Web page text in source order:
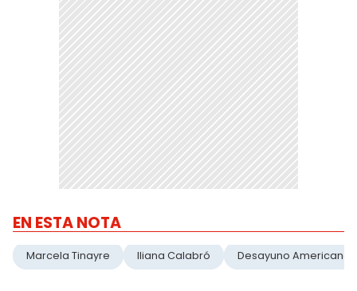
EN ESTA NOTA
Marcela Tinayre Iliana Calabró Desayuno Americano